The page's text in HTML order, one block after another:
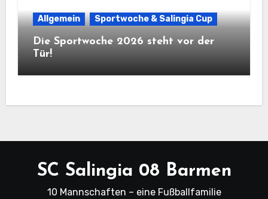
Allgemein Sportwoche & Salingia Cup
Die Sportwoche 2026 steht vor der
Tür!
SC Salingia 08 Barmen
10 Mannschaften – eine Fußballfamilie